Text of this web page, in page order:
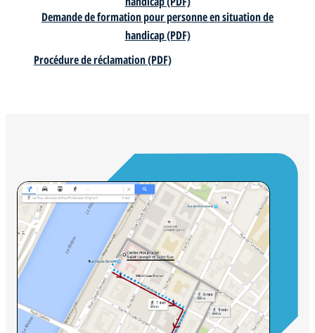
Demande de formation pour personne en situation de
handicap (PDF)
Procédure de réclamation (PDF)